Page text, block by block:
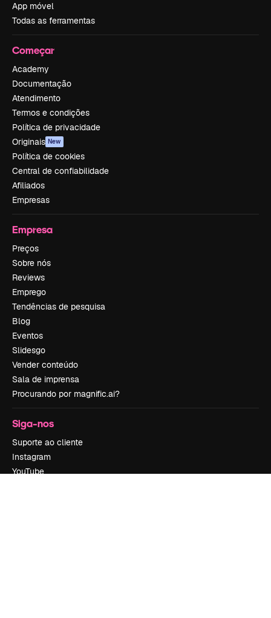
App móvel
Todas as ferramentas
Começar
Academy
Documentação
Atendimento
Termos e condições
Política de privacidade
Originais New
Política de cookies
Central de confiabilidade
Afiliados
Empresas
Empresa
Preços
Sobre nós
Reviews
Emprego
Tendências de pesquisa
Blog
Eventos
Slidesgo
Vender conteúdo
Sala de imprensa
Procurando por magnific.ai?
Siga-nos
Suporte ao cliente
Instagram
YouTube